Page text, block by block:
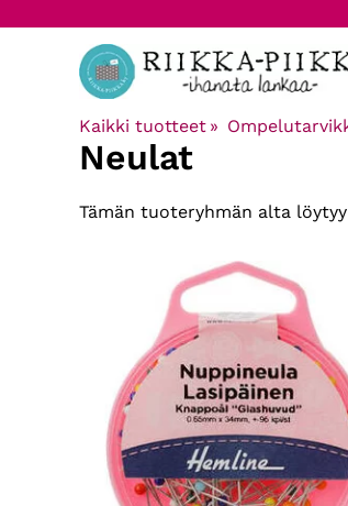
Kaikki tuotteet ‪»
Neulat
Tämän tuoteryhmän alta